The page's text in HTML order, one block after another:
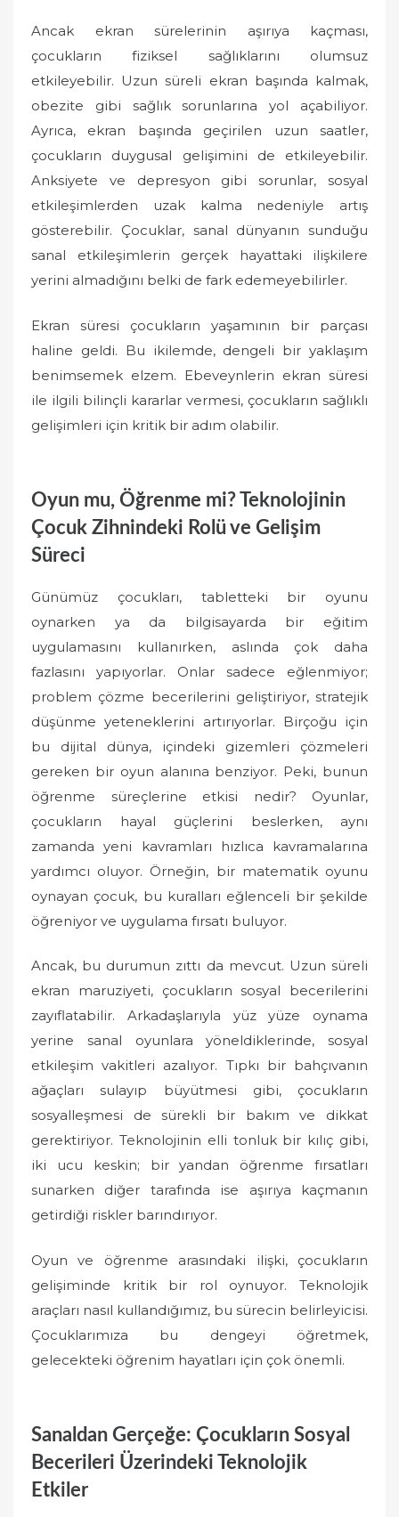
Ancak ekran sürelerinin aşırıya kaçması,
çocukların fiziksel sağlıklarını olumsuz
etkileyebilir. Uzun süreli ekran başında kalmak,
obezite gibi sağlık sorunlarına yol açabiliyor.
Ayrıca, ekran başında geçirilen uzun saatler,
çocukların duygusal gelişimini de etkileyebilir.
Anksiyete ve depresyon gibi sorunlar, sosyal
etkileşimlerden uzak kalma nedeniyle artış
gösterebilir. Çocuklar, sanal dünyanın sunduğu
sanal etkileşimlerin gerçek hayattaki ilişkilere
yerini almadığını belki de fark edemeyebilirler.
Ekran süresi çocukların yaşamının bir parçası
haline geldi. Bu ikilemde, dengeli bir yaklaşım
benimsemek elzem. Ebeveynlerin ekran süresi
ile ilgili bilinçli kararlar vermesi, çocukların sağlıklı
gelişimleri için kritik bir adım olabilir.
Oyun mu, Öğrenme mi? Teknolojinin
Çocuk Zihnindeki Rolü ve Gelişim
Süreci
Günümüz çocukları, tabletteki bir oyunu
oynarken ya da bilgisayarda bir eğitim
uygulamasını kullanırken, aslında çok daha
fazlasını yapıyorlar. Onlar sadece eğlenmiyor;
problem çözme becerilerini geliştiriyor, stratejik
düşünme yeteneklerini artırıyorlar. Birçoğu için
bu dijital dünya, içindeki gizemleri çözmeleri
gereken bir oyun alanına benziyor. Peki, bunun
öğrenme süreçlerine etkisi nedir? Oyunlar,
çocukların hayal güçlerini beslerken, aynı
zamanda yeni kavramları hızlıca kavramalarına
yardımcı oluyor. Örneğin, bir matematik oyunu
oynayan çocuk, bu kuralları eğlenceli bir şekilde
öğreniyor ve uygulama fırsatı buluyor.
Ancak, bu durumun zıttı da mevcut. Uzun süreli
ekran maruziyeti, çocukların sosyal becerilerini
zayıflatabilir. Arkadaşlarıyla yüz yüze oynama
yerine sanal oyunlara yöneldiklerinde, sosyal
etkileşim vakitleri azalıyor. Tıpkı bir bahçıvanın
ağaçları sulayıp büyütmesi gibi, çocukların
sosyalleşmesi de sürekli bir bakım ve dikkat
gerektiriyor. Teknolojinin elli tonluk bir kılıç gibi,
iki ucu keskin; bir yandan öğrenme fırsatları
sunarken diğer tarafında ise aşırıya kaçmanın
getirdiği riskler barındırıyor.
Oyun ve öğrenme arasındaki ilişki, çocukların
gelişiminde kritik bir rol oynuyor. Teknolojik
araçları nasıl kullandığımız, bu sürecin belirleyicisi.
Çocuklarımıza bu dengeyi öğretmek,
gelecekteki öğrenim hayatları için çok önemli.
Sanaldan Gerçeğe: Çocukların Sosyal
Becerileri Üzerindeki Teknolojik
Etkiler